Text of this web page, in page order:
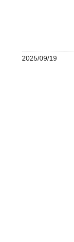
2025/09/19